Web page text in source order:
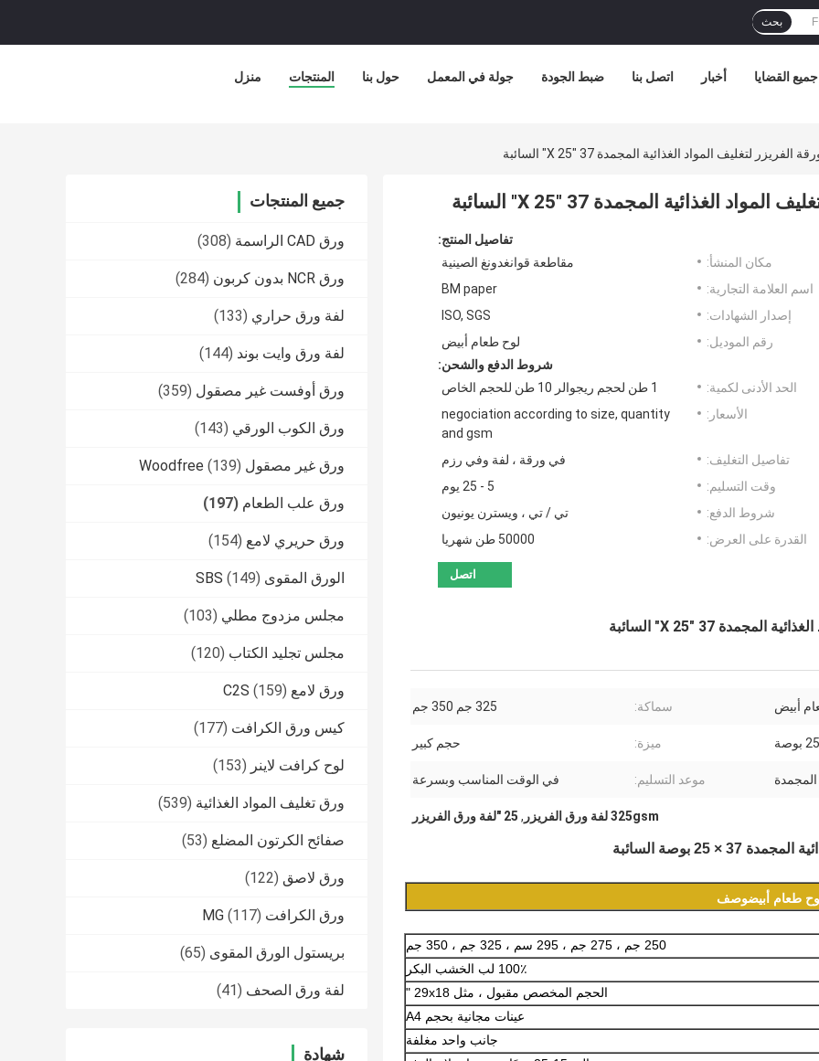
بحث
منزل المنتجات حول بنا جولة في المعمل ضبط الجودة اتصل بنا أخبار جميع القضايا
جميع المنتجات
ورق CAD الراسمة (308)
ورق NCR بدون كربون (284)
لفة ورق حراري (133)
لفة ورق وايت بوند (144)
ورق أوفست غير مصقول (359)
ورق الكوب الورقي (143)
ورق غير مصقول Woodfree (139)
ورق علب الطعام (197)
ورق حريري لامع (154)
الورق المقوى SBS (149)
مجلس مزدوج مطلي (103)
مجلس تجليد الكتاب (120)
ورق لامع C2S (159)
كيس ورق الكرافت (177)
لوح كرافت لاينر (153)
ورق تغليف المواد الغذائية (539)
صفائح الكرتون المضلع (53)
ورق لاصق (122)
ورق الكرافت MG (117)
بريستول الورق المقوى (65)
لفة ورق الصحف (41)
شهادة
تفاصيل المنتج:
مكان المنشأ:
مقاطعة قوانغدونغ الصينية
اسم العلامة التجارية:
BM paper
إصدار الشهادات:
ISO, SGS
رقم الموديل:
لوح طعام أبيض
شروط الدفع والشحن:
الحد الأدنى لكمية:
1 طن لحجم ريجوالر 10 طن للحجم الخاص
الأسعار:
negociation according to size, quantity
and gsm
تفاصيل التغليف:
في ورقة ، لفة وفي رزم
وقت التسليم:
5 - 25 يوم
شروط الدفع:
تي / تي ، ويسترن يونيون
القدرة على العرض:
50000 طن شهريا
اتصل
أبيض سماكة: 325 جم 350 جم
ميزة: حجم كبير
المجمدة موعد التسليم: في الوقت المناسب وبسرعة
325gsm لفة ورق الفريزر , 25 "لفة ورق الفريزر
طعام أبيضوصف
250 جم ، 275 جم ، 295 سم ، 325 جم ، 350 جم
100٪ لب الخشب البكر
الحجم المخصص مقبول ، مثل 29x18 "
عينات مجانية بحجم A4
جانب واحد مغلفة